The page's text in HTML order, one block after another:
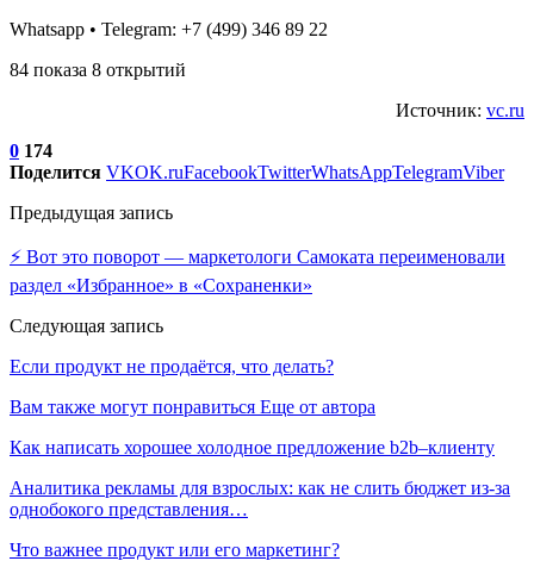
Whatsapp • Telegram: +7 (499) 346 89 22
84 показа 8 открытий
Источник: vc.ru
0 174
Поделится VKOK.ruFacebookTwitterWhatsAppTelegramViber
Предыдущая запись
⚡️ Вот это поворот — маркетологи Самоката переименовали
раздел «Избранное» в «Сохраненки»
Следующая запись
Если продукт не продаётся, что делать?
Вам также могут понравиться Еще от автора
Как написать хорошее холодное предложение b2b–клиенту
Аналитика рекламы для взрослых: как не слить бюджет из-за
однобокого представления…
Что важнее продукт или его маркетинг?